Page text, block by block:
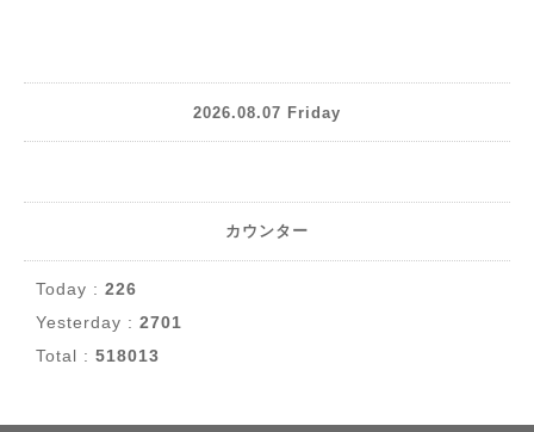
2026.08.07 Friday
カウンター
Today : 226
Yesterday : 2701
Total : 518013